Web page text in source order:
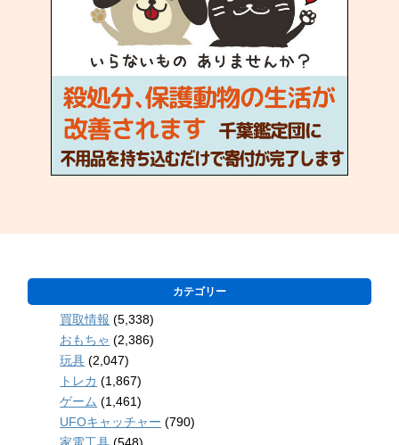
カテゴリー
買取情報 (5,338)
おもちゃ (2,386)
玩具 (2,047)
トレカ (1,867)
ゲーム (1,461)
UFOキャッチャー (790)